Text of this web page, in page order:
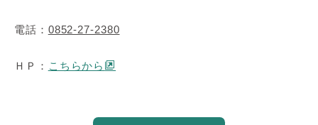
電話： 0852-27-2380
ＨＰ： こちらから